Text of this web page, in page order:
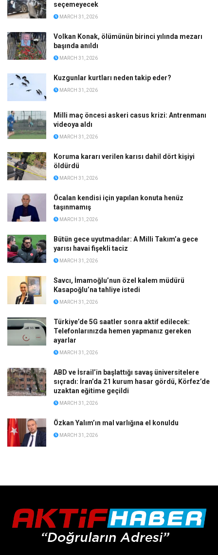
seçemeyecek
MARCH 31, 2026
Volkan Konak, ölümünün birinci yılında mezarı
başında anıldı
MARCH 31, 2026
Kuzgunlar kurtları neden takip eder?
MARCH 31, 2026
Milli maç öncesi askeri casus krizi: Antrenmanı
videoya aldı
MARCH 31, 2026
Koruma kararı verilen karısı dahil dört kişiyi
öldürdü
MARCH 31, 2026
Öcalan kendisi için yapılan konuta henüz
taşınmamış
MARCH 31, 2026
Bütün gece uyutmadılar: A Milli Takım’a gece
yarısı havai fişekli taciz
MARCH 31, 2026
Savcı, İmamoğlu’nun özel kalem müdürü
Kasapoğlu’na tahliye istedi
MARCH 31, 2026
Türkiye’de 5G saatler sonra aktif edilecek:
Telefonlarınızda hemen yapmanız gereken
ayarlar
MARCH 31, 2026
ABD ve İsrail’in başlattığı savaş üniversitelere
sıçradı: İran’da 21 kurum hasar gördü, Körfez’de
uzaktan eğitime geçildi
MARCH 31, 2026
Özkan Yalım’ın mal varlığına el konuldu
MARCH 31, 2026